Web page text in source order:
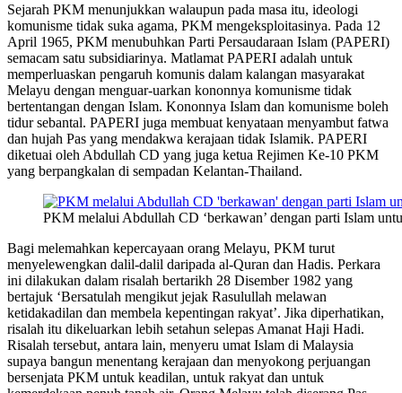
Sejarah PKM menunjukkan walaupun pada masa itu, ideologi
komunisme tidak suka agama, PKM mengeksploitasinya. Pada 12
April 1965, PKM menubuhkan Parti Persaudaraan Islam (PAPERI)
semacam satu subsidiarinya. Matlamat PAPERI adalah untuk
memperluaskan pengaruh komunis dalam kalangan masyarakat
Melayu dengan menguar-uarkan kononnya komunisme tidak
bertentangan dengan Islam. Kononnya Islam dan komunisme boleh
tidur sebantal. PAPERI juga membuat kenyataan menyambut fatwa
dan hujah Pas yang mendakwa kerajaan tidak Islamik. PAPERI
diketuai oleh Abdullah CD yang juga ketua Rejimen Ke-10 PKM
yang berpangkalan di sempadan Kelantan-Thailand.
PKM melalui Abdullah CD ‘berkawan’ dengan parti Islam
Bagi melemahkan kepercayaan orang Melayu, PKM turut
menyelewengkan dalil-dalil daripada al-Quran dan Hadis. Perkara
ini dilakukan dalam risalah bertarikh 28 Disember 1982 yang
bertajuk ‘Bersatulah mengikut jejak Rasulullah melawan
ketidakadilan dan membela kepentingan rakyat’. Jika diperhatikan,
risalah itu dikeluarkan lebih setahun selepas Amanat Haji Hadi.
Risalah tersebut, antara lain, menyeru umat Islam di Malaysia
supaya bangun menentang kerajaan dan menyokong perjuangan
bersenjata PKM untuk keadilan, untuk rakyat dan untuk